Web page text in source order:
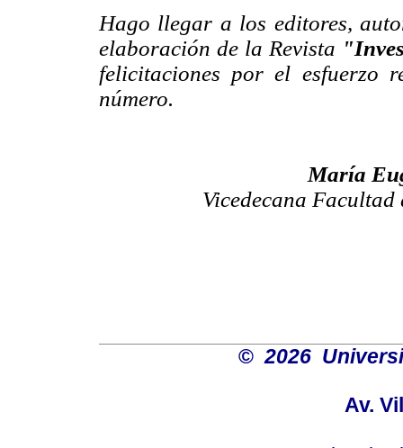
Hago llegar a los editores,
elaboración de la Revista
felicitaciones por el esfuerzo
número.
María
Vicedecana
©2026
Av.